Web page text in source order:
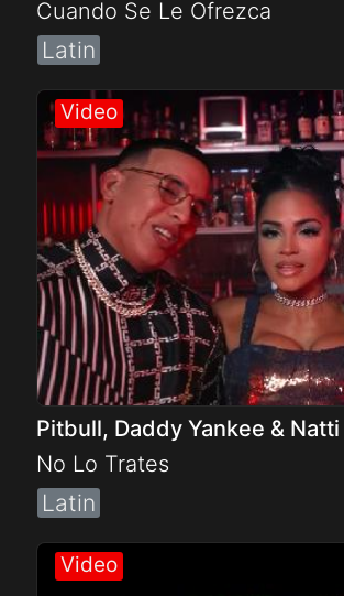
Cuando Se Le Ofrezca
Latin
Pitbull, Daddy Yankee &
No Lo Trates
Latin